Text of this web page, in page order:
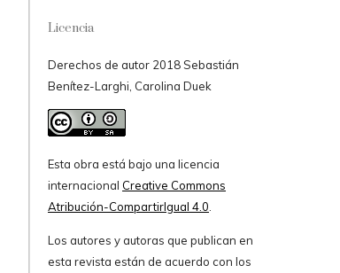
Licencia
Derechos de autor 2018 Sebastián
Benítez-Larghi, Carolina Duek
Esta obra está bajo una licencia
internacional Creative Commons
Atribución-CompartirIgual 4.0.
Los autores y autoras que publican en
esta revista están de acuerdo con los